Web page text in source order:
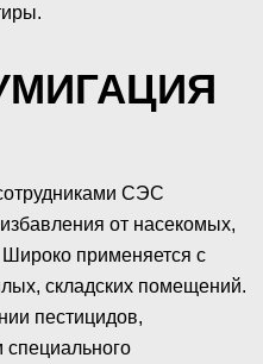
СЭС
от насекомых,
применяется с
складских помещений.
пестицидов,
специального